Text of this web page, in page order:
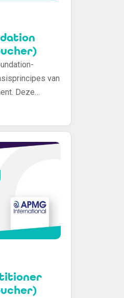
van
Deze
je nodig
solide basis